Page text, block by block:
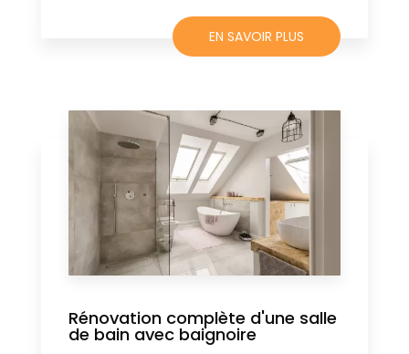
EN SAVOIR PLUS
Rénovation complète d'une salle
de bain avec baignoire